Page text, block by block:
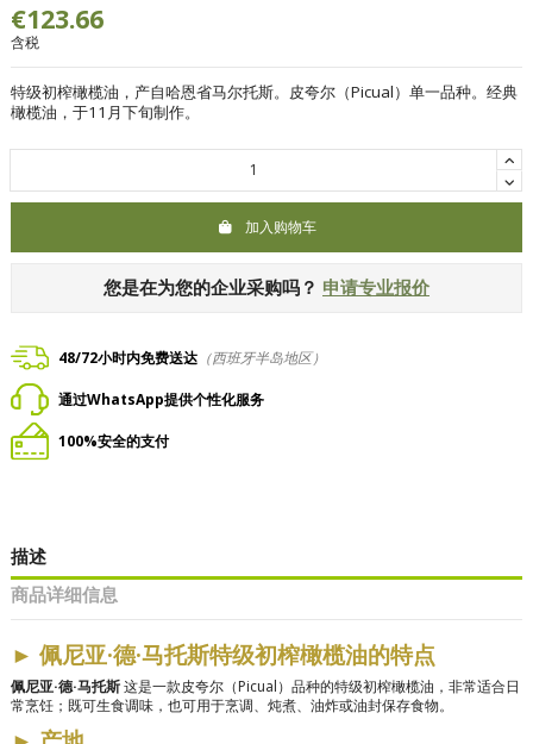
€123.66
含税
特级初榨橄榄油，产自哈恩省马尔托斯。皮夸尔（Picual）单一品种。经典
橄榄油，于11月下旬制作。
加入购物车
您是在为您的企业采购吗？ 申请专业报价
48/72小时内免费送达 （西班牙半岛地区）
通过WhatsApp提供个性化服务
100%安全的支付
描述
商品详细信息
► 佩尼亚·德·马托斯特级初榨橄榄油的特点
佩尼亚·德·马托斯这是一款皮夸尔（Picual）品种的特级初榨橄榄油，非常适合日
常烹饪；既可生食调味，也可用于烹调、炖煮、油炸或油封保存食物。